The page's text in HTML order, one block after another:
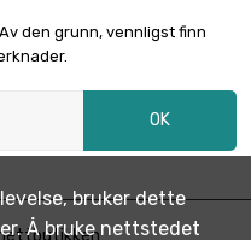

den grunn, vennligst finn
OK
bruker dette
Å bruke nettstedet